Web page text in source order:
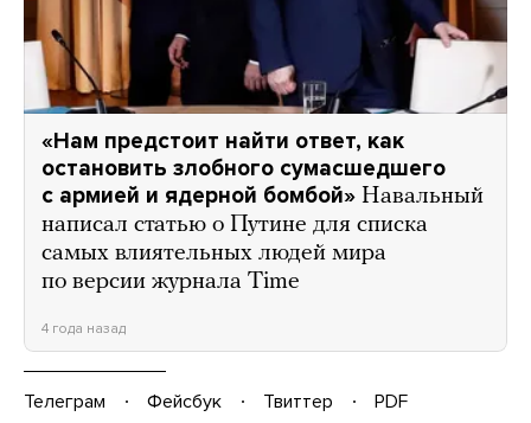
«Нам предстоит найти ответ, как
остановить злобного сумасшедшего
с армией и ядерной бомбой» Навальный
написал статью о Путине для списка
самых влиятельных людей мира
по версии журнала Time
4 года назад
Телеграм Фейсбук Твиттер
PDF